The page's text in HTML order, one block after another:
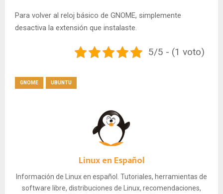
Para volver al reloj básico de GNOME, simplemente
desactiva la extensión que instalaste.
5/5 - (1 voto)
GNOME UBUNTU
Linux en Español
Información de Linux en español. Tutoriales, herramientas de
software libre, distribuciones de Linux, recomendaciones,